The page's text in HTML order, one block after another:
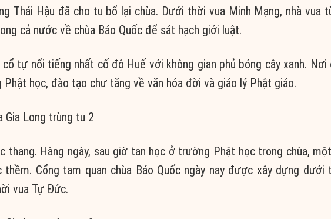
Thái Hậu đã cho tu bổ lại chùa. Dưới thời vua Minh Mạng, nhà vua
cả nước về chùa Báo Quốc để sát hạch giới luật.
tự nổi tiếng nhất cố đô Huế với không gian phủ bóng cây xanh. Nơi
học, đào tạo chư tăng về văn hóa đời và giáo lý Phật giáo.
thang. Hàng ngày, sau giờ tan học ở trường Phật học trong chùa,
Cổng tam quan chùa Báo Quốc ngày nay được xây dựng dưới
vua Tự Đức.